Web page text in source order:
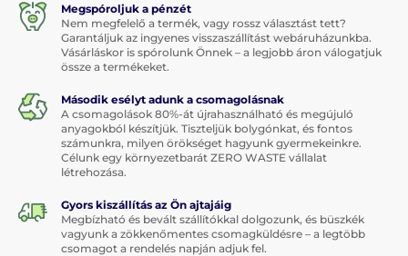
Megspóroljuk a pénzét
Nem megfelelő a termék, vagy rossz választást tett?
Garantáljuk az ingyenes visszaszállítást webáruházunkba.
Vásárláskor is spórolunk Önnek – a legjobb áron válogatjuk
össze a termékeket.
Második esélyt adunk a csomagolásnak
A csomagolások 80%-át újrahasználható és megújuló
anyagokból készítjük. Tiszteljük bolygónkat, és fontos
számunkra, milyen örökséget hagyunk gyermekeinkre.
Célunk egy környezetbarát ZERO WASTE vállalat
létrehozása.
Gyors kiszállítás az Ön ajtajáig
Megbízható és bevált szállítókkal dolgozunk, és büszkék
vagyunk a zökkenőmentes csomagküldésre – a legtöbb
csomagot a rendelés napján adjuk fel.